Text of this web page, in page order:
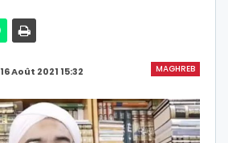
MAGHREB
16 Août 2021 15:32